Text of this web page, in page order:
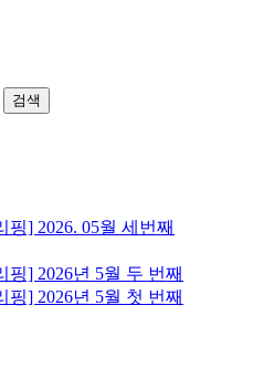
검색
] 2026. 05월 세번째
] 2026년 5월 두 번째
] 2026년 5월 첫 번째